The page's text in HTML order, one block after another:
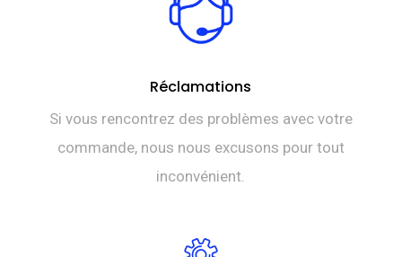
Réclamations
Si vous rencontrez des problèmes avec votre
commande, nous nous excusons pour tout
inconvénient.